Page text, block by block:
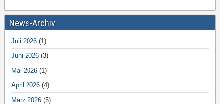
News-Archiv
Juli 2026 (1)
Juni 2026 (3)
Mai 2026 (1)
April 2026 (4)
März 2026 (5)